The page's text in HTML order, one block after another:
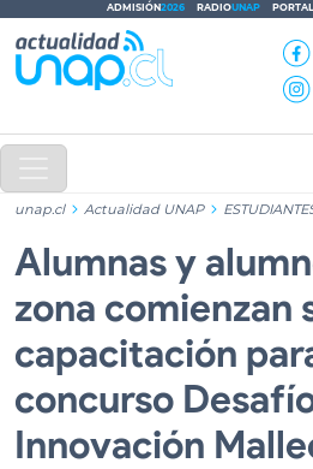
ADMISIÓN2026 RADIOUNAP PORTAL
unap.cl Actualidad UNAP
Alumnas y
zona comienzan
capacitación
concurso
Innovación